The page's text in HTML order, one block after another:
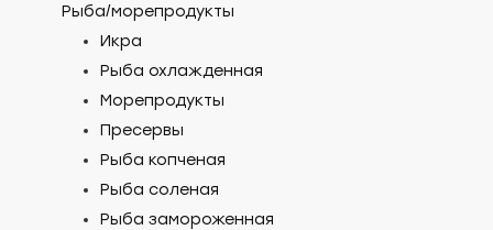
Рыба/морепродукты
Икра
Рыба охлажденная
Морепродукты
Пресервы
Рыба копченая
Рыба соленая
Рыба замороженная